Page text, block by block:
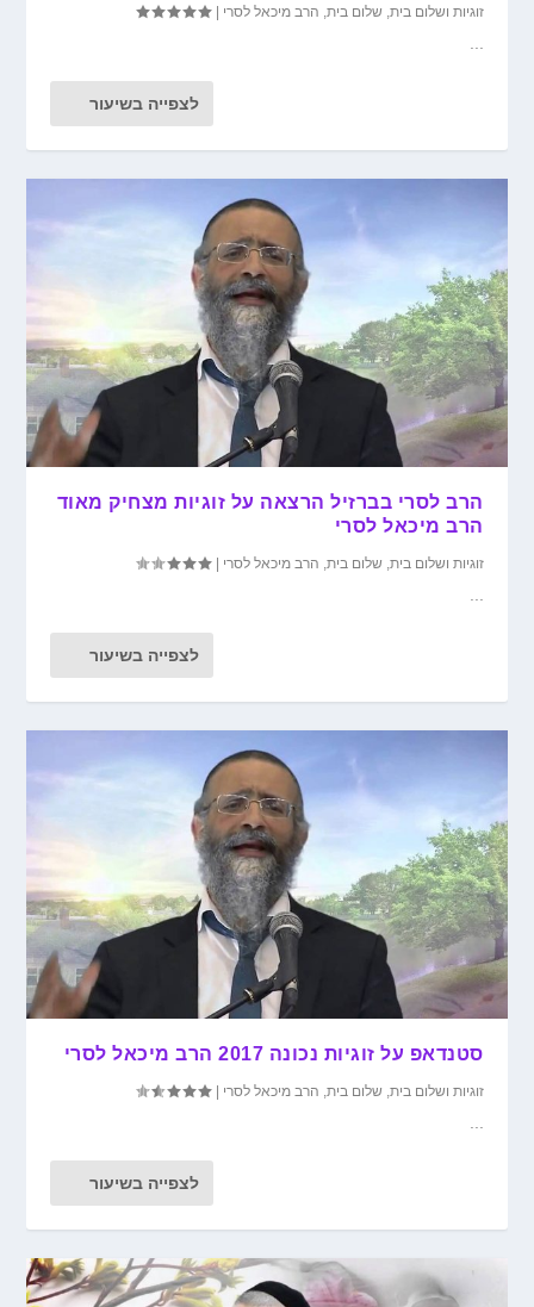
זוגיות ושלום בית,שלום בית, הרב מיכאל לסרי |
...
לצפייה בשיעור
הרב לסרי בברזיל הרצאה על זוגיות מצחיק מאוד
הרב מיכאל לסרי
זוגיות ושלום בית,שלום בית, הרב מיכאל לסרי |
לצפייה בשיעור
סטנדאפ על זוגיות נכונה 2017 הרב מיכאל לסרי
זוגיות ושלום בית,שלום בית, הרב מיכאל לסרי |
לצפייה בשיעור